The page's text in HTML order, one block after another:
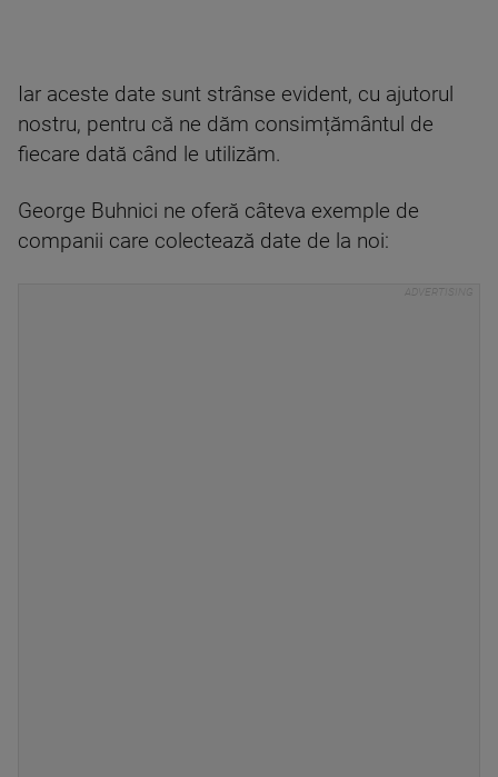
Iar aceste date sunt strânse evident, cu ajutorul
nostru, pentru că ne dăm consimțământul de
fiecare dată când le utilizăm.
George Buhnici ne oferă câteva exemple de
companii care colectează date de la noi: